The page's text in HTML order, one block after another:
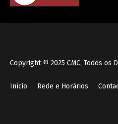
Copyright © 2025 CMC, Todos os
Início Rede e Horários